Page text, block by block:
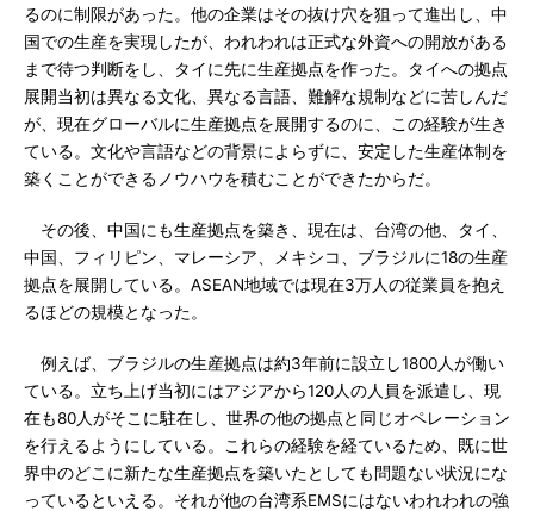
るのに制限があった。他の企業はその抜け穴を狙って進出し、中
国での生産を実現したが、われわれは正式な外資への開放がある
まで待つ判断をし、タイに先に生産拠点を作った。タイへの拠点
展開当初は異なる文化、異なる言語、難解な規制などに苦しんだ
が、現在グローバルに生産拠点を展開するのに、この経験が生き
ている。文化や言語などの背景によらずに、安定した生産体制を
築くことができるノウハウを積むことができたからだ。
その後、中国にも生産拠点を築き、現在は、台湾の他、タイ、
中国、フィリピン、マレーシア、メキシコ、ブラジルに18の生産
拠点を展開している。ASEAN地域では現在3万人の従業員を抱え
るほどの規模となった。
例えば、ブラジルの生産拠点は約3年前に設立し1800人が働い
ている。立ち上げ当初にはアジアから120人の人員を派遣し、現
在も80人がそこに駐在し、世界の他の拠点と同じオペレーション
を行えるようにしている。これらの経験を経ているため、既に世
界中のどこに新たな生産拠点を築いたとしても問題ない状況にな
っているといえる。それが他の台湾系EMSにはないわれわれの強